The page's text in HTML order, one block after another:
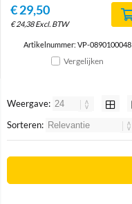
€29,50
€24,38 Excl. BTW
Artikelnummer: VP-0890100048
Vergelijken
Weergave:
Sorteren: